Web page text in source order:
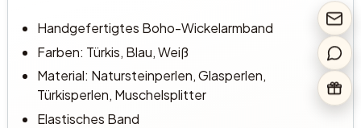
Handgefertigtes Boho-Wickelarmband
Farben: Türkis, Blau, Weiß
Material: Natursteinperlen, Glasperlen,
Türkisperlen, Muschelsplitter
Elastisches Band